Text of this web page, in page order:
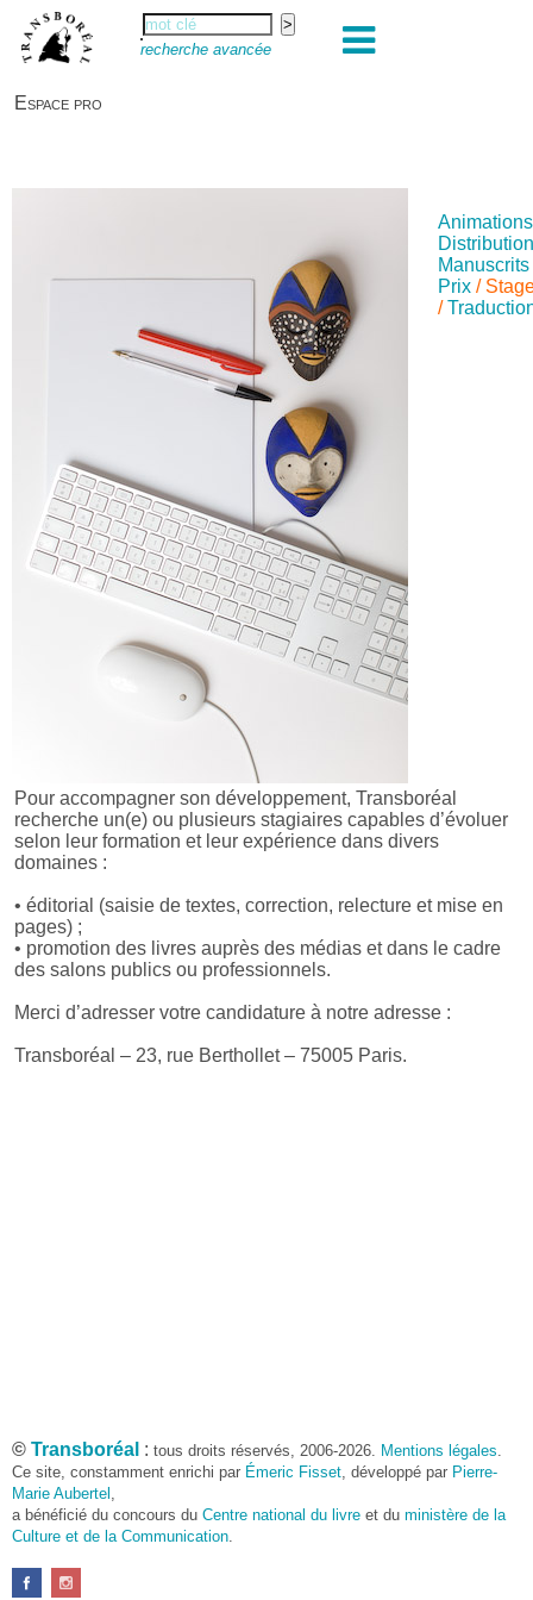
recherche avancée
Espace pro
Prix/
/
Pour accompagner son développement, Transboréal
recherche un(e) ou plusieurs stagiaires capables d’évoluer
selon leur formation et leur expérience dans divers
domaines :
• éditorial (saisie de textes, correction, relecture et mise en
pages) ;
• promotion des livres auprès des médias et dans le cadre
des salons publics ou professionnels.
Merci d’adresser votre candidature à notre adresse :
Transboréal – 23, rue Berthollet – 75005 Paris.
© Transboréal : tous droits réservés, 2006-2026. Mentions légales.
Ce site, constamment enrichi par Émeric Fisset, développé par Pierre-
Marie Aubertel ,
a bénéficié du concours du Centre national du livre et du ministère de la
Culture et de la Communication.